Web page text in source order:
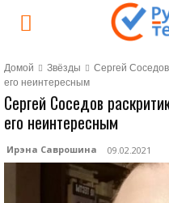
Домой Звёзды
Сергей
его неинтересным
Сергей Соседов
его неинтересным
Ирэна Саврошина 09.02.2021